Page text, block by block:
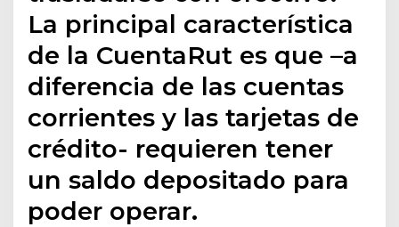
La principal característica
de la CuentaRut es que –a
diferencia de las cuentas
corrientes y las tarjetas de
crédito- requieren tener
un saldo depositado para
poder operar.